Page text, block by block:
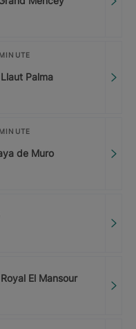
Palma
de Muro
El Mansour